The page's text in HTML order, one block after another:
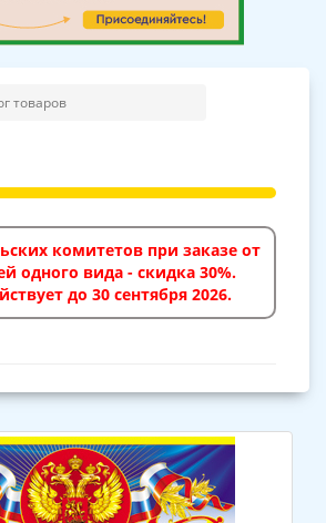
товаров
комитетов при заказе от
одного вида - скидка 30%.
до 30 сентября 2026.